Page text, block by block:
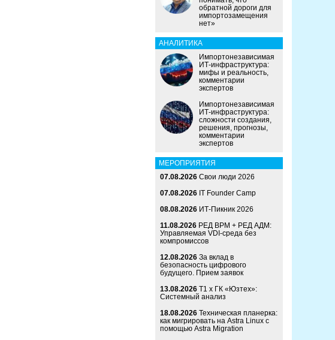
обратной дороги для
импортозамещения
нет»
АНАЛИТИКА
Импортонезависимая
ИТ-инфраструктура:
мифы и реальность,
комментарии
экспертов
Импортонезависимая
ИТ-инфраструктура:
сложности создания,
решения, прогнозы,
комментарии
экспертов
МЕРОПРИЯТИЯ
07.08.2026 Свои люди 2026
07.08.2026 IT Founder Camp
08.08.2026 ИТ-Пикник 2026
11.08.2026 РЕД ВРМ + РЕД АДМ:
Управляемая VDI-среда без
компромиссов
12.08.2026 За вклад в
безопасность цифрового
будущего. Прием заявок
13.08.2026 Т1 x ГК «Юзтех»:
Системный анализ
18.08.2026 Техническая планерка:
как мигрировать на Astra Linux с
помощью Astra Migration